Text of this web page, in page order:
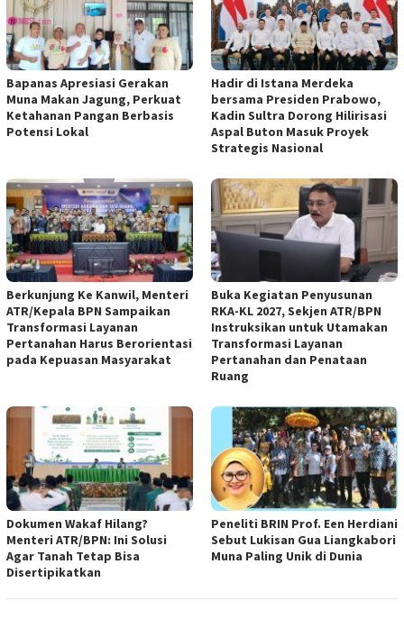
Bapanas Apresiasi Gerakan
Muna Makan Jagung, Perkuat
Ketahanan Pangan Berbasis
Potensi Lokal
Hadir di Istana Merdeka
bersama Presiden Prabowo,
Kadin Sultra Dorong Hilirisasi
Aspal Buton Masuk Proyek
Strategis Nasional
Berkunjung Ke Kanwil, Menteri
ATR/Kepala BPN Sampaikan
Transformasi Layanan
Pertanahan Harus Berorientasi
pada Kepuasan Masyarakat
Buka Kegiatan Penyusunan
RKA-KL 2027, Sekjen ATR/BPN
Instruksikan untuk Utamakan
Transformasi Layanan
Pertanahan dan Penataan
Ruang
Dokumen Wakaf Hilang?
Menteri ATR/BPN: Ini Solusi
Agar Tanah Tetap Bisa
Disertipikatkan
Peneliti BRIN Prof. Een Herdiani
Sebut Lukisan Gua Liangkabori
Muna Paling Unik di Dunia